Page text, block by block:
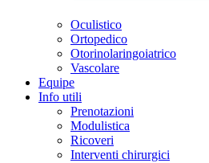
Oculistico
Ortopedico
Otorinolaringoiatrico
Vascolare
Equipe
Info utili
Prenotazioni
Modulistica
Ricoveri
Interventi chirurgici